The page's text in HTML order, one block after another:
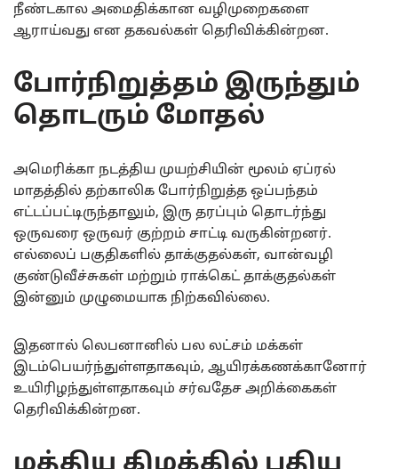
நீண்டகால அமைதிக்கான வழிமுறைகளை
ஆராய்வது என தகவல்கள் தெரிவிக்கின்றன.
போர்நிறுத்தம் இருந்தும்
தொடரும் மோதல்
அமெரிக்கா நடத்திய முயற்சியின் மூலம் ஏப்ரல்
மாதத்தில் தற்காலிக போர்நிறுத்த ஒப்பந்தம்
எட்டப்பட்டிருந்தாலும், இரு தரப்பும் தொடர்ந்து
ஒருவரை ஒருவர் குற்றம் சாட்டி வருகின்றனர்.
எல்லைப் பகுதிகளில் தாக்குதல்கள், வான்வழி
குண்டுவீச்சுகள் மற்றும் ராக்கெட் தாக்குதல்கள்
இன்னும் முழுமையாக நிற்கவில்லை.
இதனால் லெபனானில் பல லட்சம் மக்கள்
இடம்பெயர்ந்துள்ளதாகவும், ஆயிரக்கணக்கானோர்
உயிரிழந்துள்ளதாகவும் சர்வதேச அறிக்கைகள்
தெரிவிக்கின்றன.